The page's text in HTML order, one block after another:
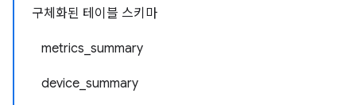
구체화된 테이블 스키마
metrics_summary
device_summary